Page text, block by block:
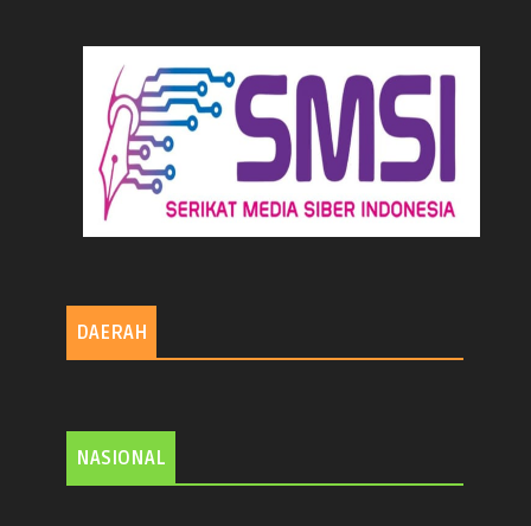
DAERAH
NASIONAL